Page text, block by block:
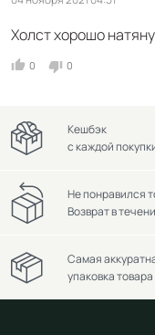
Холст хорошо
0 0
Кешбэк
с каждой
Не понравился
Возврат в
Самая
упаковка товара